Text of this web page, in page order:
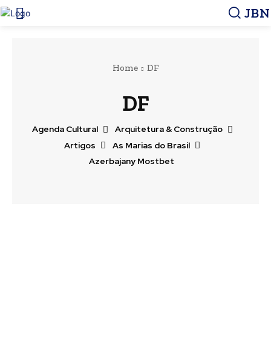
JBN
Home DF
DF
Agenda Cultural
Arquitetura & Construção
Artigos
As Marias do Brasil
Azerbajany Mostbet